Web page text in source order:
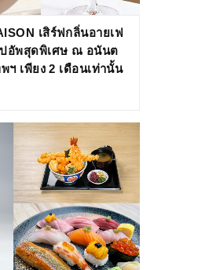
เสิร์ฟกลิ่นอายเฟ
ปอัพสุดพิเศษ ณ อนันต
ฯ เพียง 2 เดือนเท่านั้น